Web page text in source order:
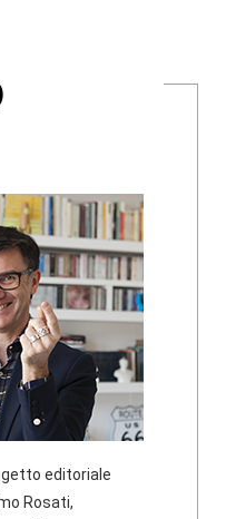
editoriale
Rosati,